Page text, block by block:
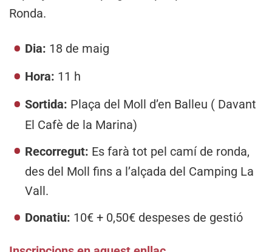
Ronda.
Dia: 18 de maig
Hora: 11 h
Sortida: Plaça del Moll d’en Balleu ( Davant
El Cafè de la Marina)
Recorregut: Es farà tot pel camí de ronda,
des del Moll fins a l’alçada del Camping La
Vall.
Donatiu: 10€ + 0,50€ despeses de gestió